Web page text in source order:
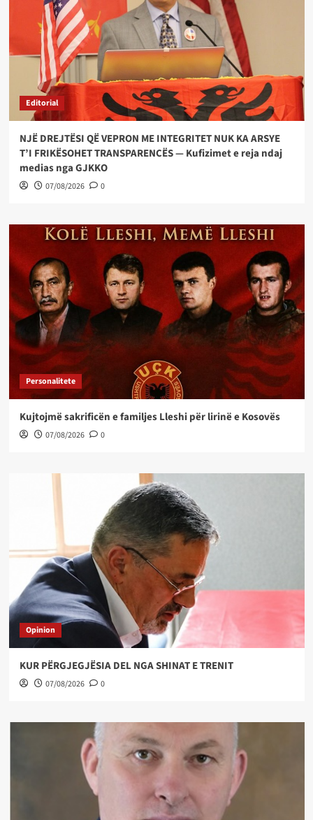
Editorial
NJË DREJTËSI QË VEPRON ME INTEGRITET NUK KA ARSYE
T’I FRIKËSOHET TRANSPARENCËS — Kufizimet e reja ndaj
medias nga GJKKO
07/08/2026 0
Personalitete
Kujtojmë sakrificën e familjes Lleshi për lirinë e Kosovës
07/08/2026 0
Opinion
KUR PËRGJEGJËSIA DEL NGA SHINAT E TRENIT
07/08/2026 0